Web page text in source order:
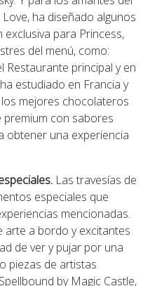
ha diseñado algunos
para Princess,
del menú, como:
Restaurante principal y en
estudiado en Francia y
mejores chocolateros
premium con sabores
obtener una experiencia
Las travesías de
especiales que
mencionadas.
arte a bordo y excitantes
de ver y pujar por una
piezas de artistas
by Magic Castle,